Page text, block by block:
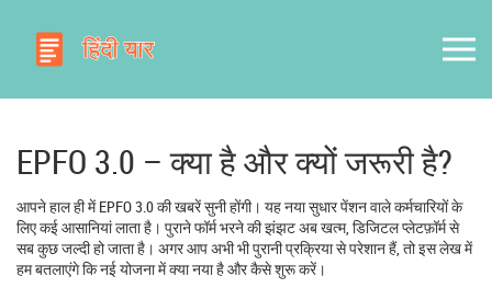
EPFO 3.0 – क्या है और क्यों जरूरी है?
आपने हाल ही में EPFO 3.0 की खबरें सुनी होंगी। यह नया सुधार पेंशन वाले कर्मचारियों के
लिए कई आसानियां लाता है। पुराने फॉर्म भरने की झंझट अब खत्म, डिजिटल प्लेटफ़ॉर्म से
सब कुछ जल्दी हो जाता है। अगर आप अभी भी पुरानी प्रक्रिया से परेशान हैं, तो इस लेख में
हम बतलाएंगे कि नई योजना में क्या नया है और कैसे शुरू करें।